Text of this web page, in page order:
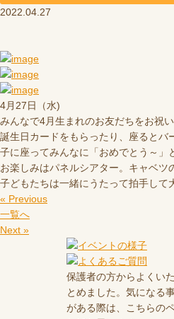
2022.04.27
4月27日（水)
みんなで4月生まれのお友だちをお祝い
誕生日カードをもらったり、座るとバ
子に座ってみんなに「おめでとう～」
お楽しみはパネルシアター。キャベツ
子どもたちは一緒にうたって拍手して
« Previous
一覧へ
Next »
保護者の方からよくい
とめました。気になる
がある際は、こちらの